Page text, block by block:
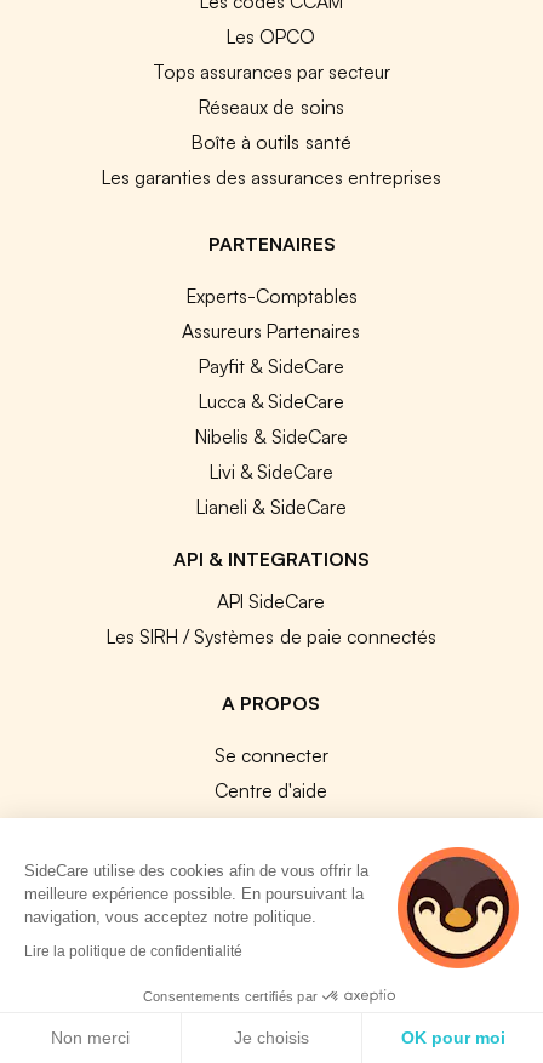
Les OPCO
Tops assurances par secteur
Réseaux de soins
Boîte à outils santé
Les garanties des assurances entreprises
PARTENAIRES
Experts-Comptables
Assureurs Partenaires
Payfit & SideCare
Lucca & SideCare
Nibelis & SideCare
Livi & SideCare
Lianeli & SideCare
API & INTEGRATIONS
API SideCare
Les SIRH / Systèmes de paie connectés
A PROPOS
Se connecter
Centre d'aide
Nous contacter
Notre équipe
Témoignages
Travailler chez SideCare
CGU & RGPD
Cookies
SideCare utilise des cookies afin de vous offrir la
meilleure expérience possible. En poursuivant la
navigation, vous acceptez notre politique.
Lire la politique de confidentialité
Consentements certifiés par
Non merci Je choisis OK pour moi
2 personnes
consultent
actuellement cette